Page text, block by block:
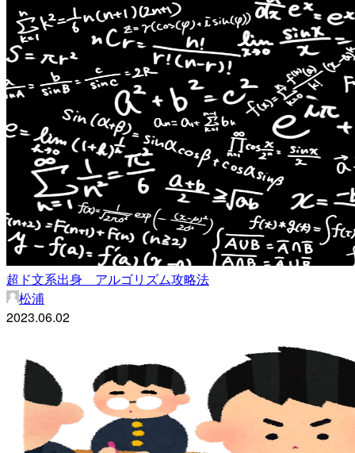
超ド文系出身 アルゴリズム攻略法
松浦
2023.06.02